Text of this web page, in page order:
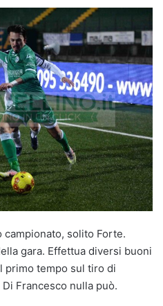
campionato, solito Forte.
gara. Effettua diversi buoni
primo tempo sul tiro di
Francesco nulla può.